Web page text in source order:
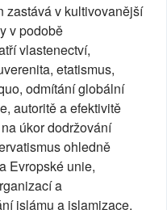
zastává v kultivovanější
v podobě
vlastenectví,
etatismus,
odmítání globální
autoritě a efektivitě
úkor dodržování
ohledně
Evropské unie,
a
islámu a islamizace,